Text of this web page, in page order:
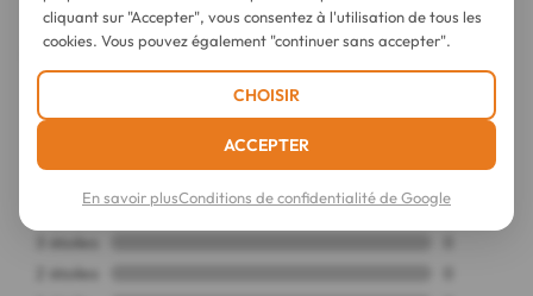
cliquant sur "Accepter", vous consentez à l'utilisation de tous les
cookies. Vous pouvez également "continuer sans accepter".
CHOISIR
ACCEPTER
En savoir plusConditions de confidentialité de Google